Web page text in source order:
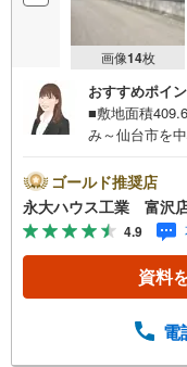
画像14枚
おすすめポイ
■敷地面積
み～仙台市を
動産知識＞戸
産を取り扱っ
て環境や行政
物件選びをし
きます。2.＜
却】【引っ越
金についても
ゴールド推奨店
永大ハウス工業 富沢
4.9
資料
電